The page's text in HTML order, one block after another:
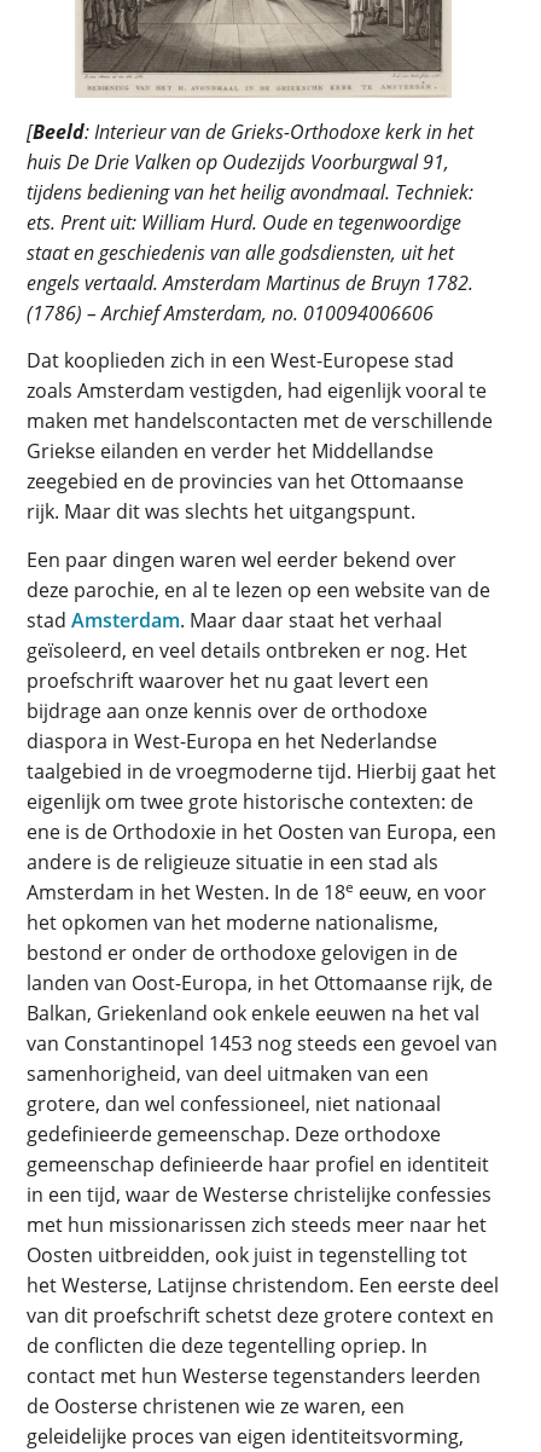
[Beeld: Interieur van de Grieks-Orthodoxe kerk in het
huis De Drie Valken op Oudezijds Voorburgwal 91,
tijdens bediening van het heilig avondmaal. Techniek:
ets. Prent uit: William Hurd. Oude en tegenwoordige
staat en geschiedenis van alle godsdiensten, uit het
engels vertaald. Amsterdam Martinus de Bruyn 1782.
(1786) – Archief Amsterdam, no. 010094006606
Dat kooplieden zich in een West-Europese stad
zoals Amsterdam vestigden, had eigenlijk vooral te
maken met handelscontacten met de verschillende
Griekse eilanden en verder het Middellandse
zeegebied en de provincies van het Ottomaanse
rijk. Maar dit was slechts het uitgangspunt.
Een paar dingen waren wel eerder bekend over
deze parochie, en al te lezen op een website van de
stad Amsterdam. Maar daar staat het verhaal
geïsoleerd, en veel details ontbreken er nog. Het
proefschrift waarover het nu gaat levert een
bijdrage aan onze kennis over de orthodoxe
diaspora in West-Europa en het Nederlandse
taalgebied in de vroegmoderne tijd. Hierbij gaat het
eigenlijk om twee grote historische contexten: de
ene is de Orthodoxie in het Oosten van Europa, een
andere is de religieuze situatie in een stad als
Amsterdam in het Westen. In de 18e eeuw, en voor
het opkomen van het moderne nationalisme,
bestond er onder de orthodoxe gelovigen in de
landen van Oost-Europa, in het Ottomaanse rijk, de
Balkan, Griekenland ook enkele eeuwen na het val
van Constantinopel 1453 nog steeds een gevoel van
samenhorigheid, van deel uitmaken van een
grotere, dan wel confessioneel, niet nationaal
gedefinieerde gemeenschap. Deze orthodoxe
gemeenschap definieerde haar profiel en identiteit
in een tijd, waar de Westerse christelijke confessies
met hun missionarissen zich steeds meer naar het
Oosten uitbreidden, ook juist in tegenstelling tot
het Westerse, Latijnse christendom. Een eerste deel
van dit proefschrift schetst deze grotere context en
de conflicten die deze tegentelling opriep. In
contact met hun Westerse tegenstanders leerden
de Oosterse christenen wie ze waren, een
geleidelijke proces van eigen identiteitsvorming,